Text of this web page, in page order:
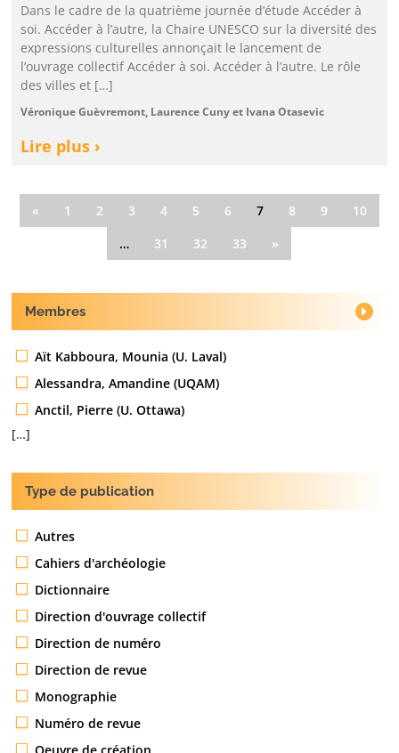
Dans le cadre de la quatrième journée d’étude Accéder à
soi. Accéder à l’autre, la Chaire UNESCO sur la diversité des
expressions culturelles annonçait le lancement de
l’ouvrage collectif Accéder à soi. Accéder à l’autre. Le rôle
des villes et […]
Véronique Guèvremont, Laurence Cuny et Ivana Otasevic
Lire plus ›
« 1 2 3 4 5 6 7 8 9
10
…
31 32 33 »
Membres
Aït Kabboura, Mounia (U. Laval)
Alessandra, Amandine (UQAM)
Anctil, Pierre (U. Ottawa)
[…]
Type de publication
Autres
Cahiers d'archéologie
Dictionnaire
Direction d'ouvrage collectif
Direction de numéro
Direction de revue
Monographie
Numéro de revue
Oeuvre de création